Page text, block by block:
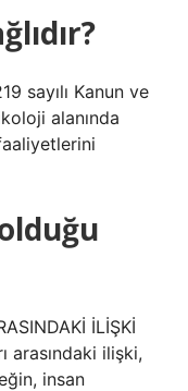
sayılı Kanun ve
alanında
İLİŞKİ
arasındaki ilişki,
insan